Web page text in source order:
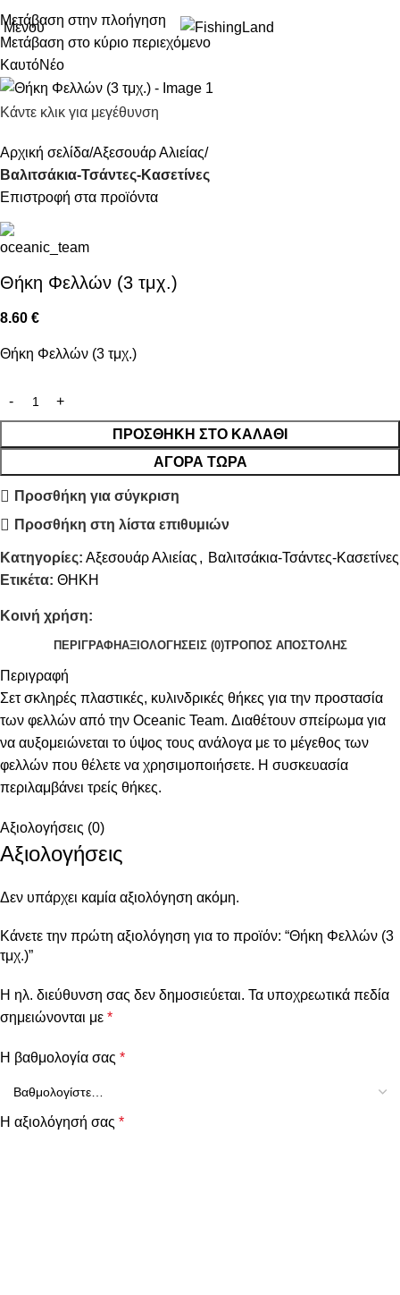
Μετάβαση στην πλοήγηση
Μετάβαση στο κύριο περιεχόμενο
Μενού
ΚαυτόΝέο
Κάντε κλικ για μεγέθυνση
Αρχική σελίδα Αξεσουάρ Αλιείας
Βαλιτσάκια-Τσάντες-Κασετίνες
Επιστροφή στα προϊόντα
Θήκη Φελλών (3 τμχ.)
8.60 €
Θήκη Φελλών (3 τμχ.)
ΠΡΟΣΘΉΚΗ ΣΤΟ ΚΑΛΆΘΙ
ΑΓΟΡΆ ΤΏΡΑ
Προσθήκη για σύγκριση
Προσθήκη στη λίστα επιθυμιών
Κατηγορίες: Αξεσουάρ Αλιείας , Βαλιτσάκια-Τσάντες-Κασετίνες
Ετικέτα: ΘΗΚΗ
Κοινή χρήση:
ΠΕΡΙΓΡΑΦΉΑΞΙΟΛΟΓΉΣΕΙΣ (0)ΤΡΌΠΟΣ ΑΠΟΣΤΟΛΉΣ
Περιγραφή
Σετ σκληρές πλαστικές, κυλινδρικές θήκες για την προστασία
των φελλών από την Oceanic Team. Διαθέτουν σπείρωμα για
να αυξομειώνεται το ύψος τους ανάλογα με το μέγεθος των
φελλών που θέλετε να χρησιμοποιήσετε. Η συσκευασία
περιλαμβάνει τρείς θήκες.
Αξιολογήσεις (0)
Αξιολογήσεις
Δεν υπάρχει καμία αξιολόγηση ακόμη.
Κάνετε την πρώτη αξιολόγηση για το προϊόν: “Θήκη Φελλών (3
τμχ.)”
Η ηλ. διεύθυνση σας δεν δημοσιεύεται. Τα υποχρεωτικά πεδία
σημειώνονται με *
Η βαθμολογία σας *
Η αξιολόγησή σας *